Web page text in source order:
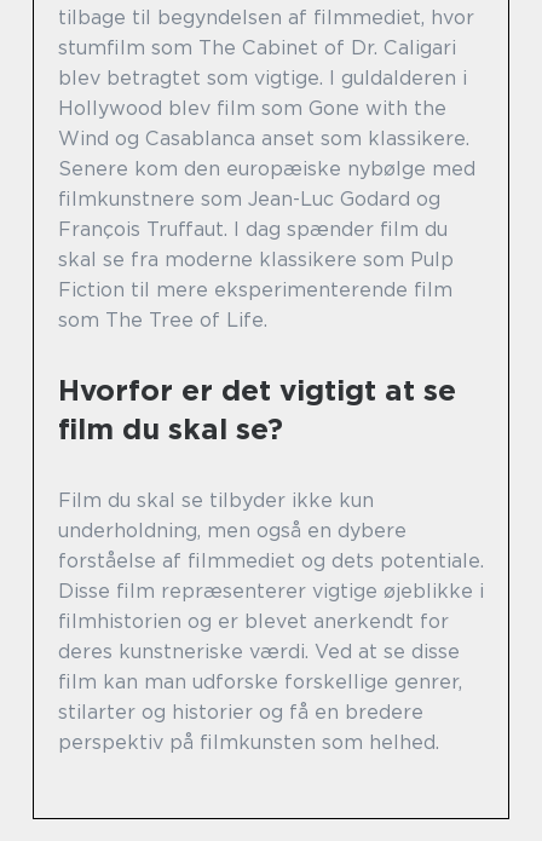
tilbage til begyndelsen af filmmediet, hvor
stumfilm som The Cabinet of Dr. Caligari
blev betragtet som vigtige. I guldalderen i
Hollywood blev film som Gone with the
Wind og Casablanca anset som klassikere.
Senere kom den europæiske nybølge med
filmkunstnere som Jean-Luc Godard og
François Truffaut. I dag spænder film du
skal se fra moderne klassikere som Pulp
Fiction til mere eksperimenterende film
som The Tree of Life.
Hvorfor er det vigtigt at se
film du skal se?
Film du skal se tilbyder ikke kun
underholdning, men også en dybere
forståelse af filmmediet og dets potentiale.
Disse film repræsenterer vigtige øjeblikke i
filmhistorien og er blevet anerkendt for
deres kunstneriske værdi. Ved at se disse
film kan man udforske forskellige genrer,
stilarter og historier og få en bredere
perspektiv på filmkunsten som helhed.